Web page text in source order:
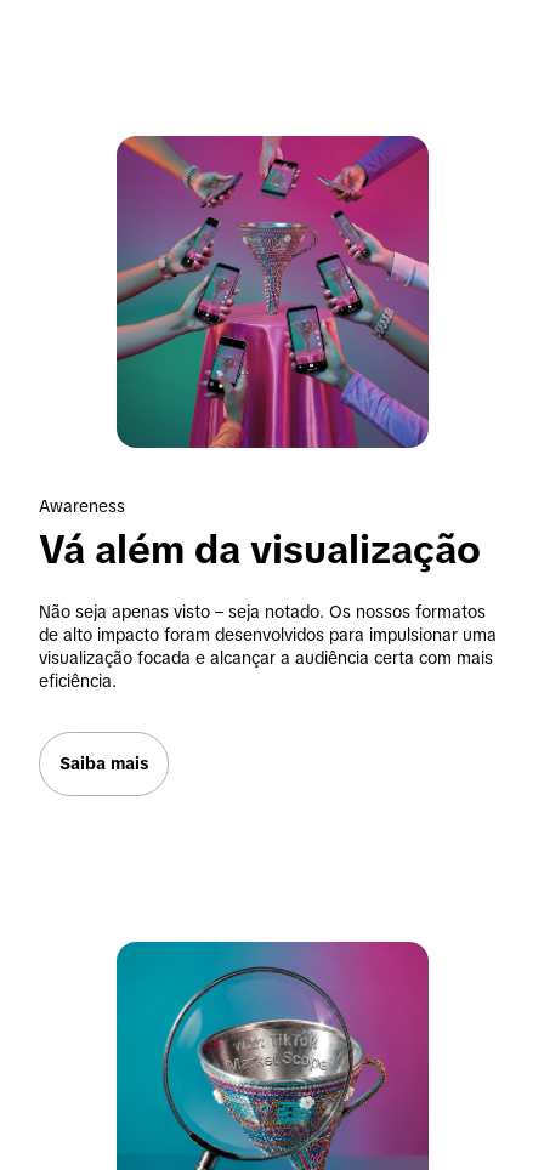
Awareness
Vá além da visualização
Não seja apenas visto – seja notado. Os nossos formatos
de alto impacto foram desenvolvidos para impulsionar uma
visualização focada e alcançar a audiência certa com mais
eficiência.
Saiba mais